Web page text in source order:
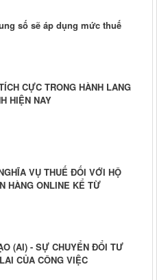
số sẽ áp dụng mức thuế
CỰC TRONG HÀNH LANG
HIỆN NAY
VỤ THUẾ ĐỐI VỚI HỘ
HÀNG ONLINE KỂ TỪ
(AI) - SỰ CHUYỂN ĐỔI TƯ
CỦA CÔNG VIỆC